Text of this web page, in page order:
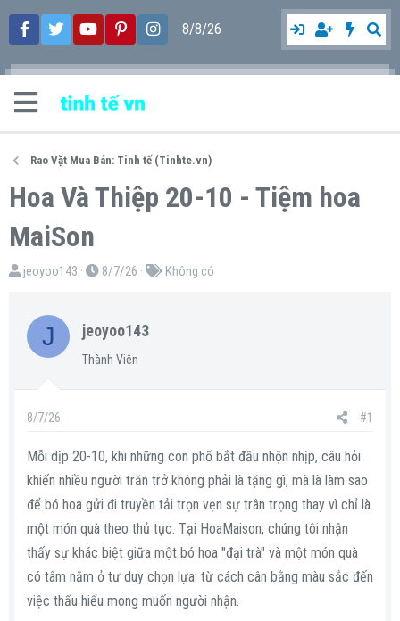
8/8/26
Rao Vặt Mua Bán: Tinh tế (Tinhte.vn)
Hoa Và Thiệp 20-10 - Tiệm hoa
MaiSon
T
e
a
jeoyoo143
N
y
g
8/7/26
T
Không có
J jeoyoo143
Thành Viên
8/7/26 #1
Mỗi dịp 20-10, khi những con phố bắt đầu nhộn nhịp, câu hỏi
khiến nhiều người trăn trở không phải là tặng gì, mà là làm sao
để bó hoa gửi đi truyền tải trọn vẹn sự trân trọng thay vì chỉ là
một món quà theo thủ tục. Tại HoaMaison, chúng tôi nhận
thấy sự khác biệt giữa một bó hoa "đại trà" và một món quà
có tâm nằm ở tư duy chọn lựa: từ cách cân bằng màu sắc đến
việc thấu hiểu mong muốn người nhận.